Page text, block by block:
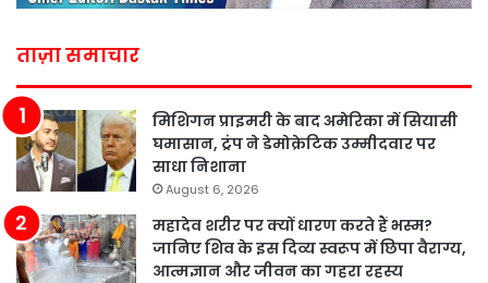
ताज़ा समाचार
मिशिगन प्राइमरी के बाद अमेरिका में सियासी
घमासान, ट्रंप ने डेमोक्रेटिक उम्मीदवार पर
साधा निशाना
August 6, 2026
महादेव शरीर पर क्यों धारण करते हैं भस्म?
जानिए शिव के इस दिव्य स्वरूप में छिपा वैराग्य,
आत्मज्ञान और जीवन का गहरा रहस्य